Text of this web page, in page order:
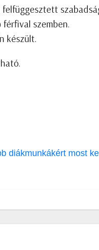
felfüggesztett
szemben.
készült.
diákmunkákért most